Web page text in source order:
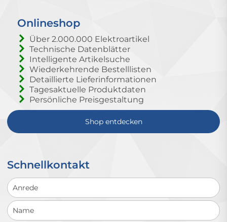
Onlineshop
Über 2.000.000 Elektroartikel
Technische Datenblätter
Intelligente Artikelsuche
Wiederkehrende Bestelllisten
Detaillierte Lieferinformationen
Tagesaktuelle Produktdaten
Persönliche Preisgestaltung
Shop entdecken
Schnellkontakt
Schnellkontakt